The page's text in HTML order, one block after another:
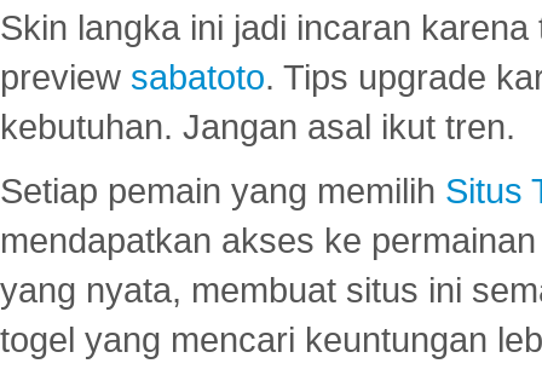
Skin langka ini jadi incaran
preview sabatoto. Tips upgrade
kebutuhan. Jangan asal ikut tren.
Setiap pemain yang memilih Situs
mendapatkan akses ke
yang nyata, membuat situs ini
togel yang mencari keuntungan